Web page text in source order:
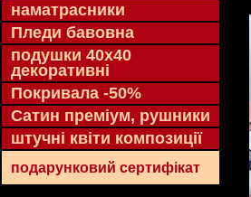
наматрасники
Пледи бавовна
подушки 40х40
декоративні
Покривала -50%
Сатин преміум, рушники
штучні квіти композиції
подарунковий сертифікат